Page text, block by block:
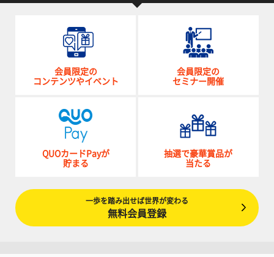
会員限定の
コンテンツやイベント
会員限定の
セミナー開催
QUOカードPayが
貯まる
抽選で豪華賞品が
当たる
一歩を踏み出せば世界が変わる
無料会員登録